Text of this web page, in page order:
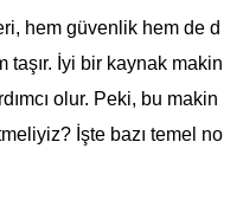
hem güvenlik hem de d
taşır. İyi bir kaynak makin
olur. Peki, bu makin
İşte bazı temel no